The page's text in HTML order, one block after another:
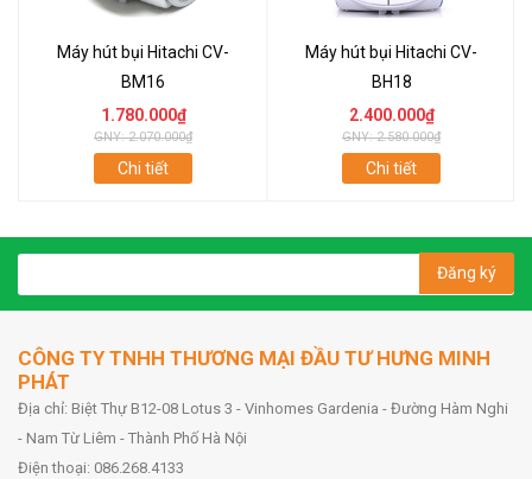
Máy hút bụi Hitachi CV-
BM16
1.780.000₫
GNY: 2.070.000₫
Chi tiết
Máy hút bụi Hitachi CV-
BH18
2.400.000₫
GNY: 2.580.000₫
Chi tiết
Đăng ký
CÔNG TY TNHH THƯƠNG MẠI ĐẦU TƯ HƯNG MINH
PHÁT
Địa chỉ: Biệt Thự B12-08 Lotus 3 - Vinhomes Gardenia - Đường Hàm Nghi
- Nam Từ Liêm - Thành Phố Hà Nội
Điện thoại: 086.268.4133